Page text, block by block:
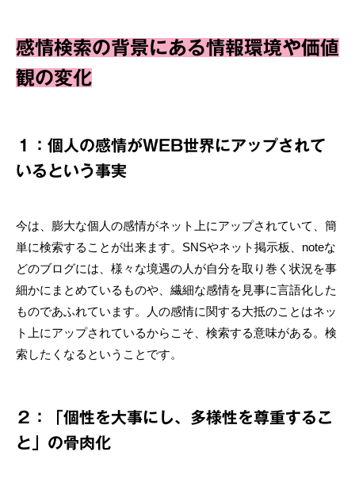
感情検索の背景にある情報環境や価値
観の変化
１：個人の感情がWEB世界にアップされて
いるという事実
今は、膨大な個人の感情がネット上にアップされていて、簡
単に検索することが出来ます。SNSやネット掲示板、noteな
どのブログには、様々な境遇の人が自分を取り巻く状況を事
細かにまとめているものや、繊細な感情を見事に言語化した
ものであふれています。人の感情に関する大抵のことはネッ
ト上にアップされているからこそ、検索する意味がある。検
索したくなるということです。
２：「個性を大事にし、多様性を尊重するこ
と」の骨肉化